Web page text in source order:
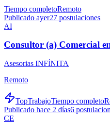
Tiempo completoRemoto
Publicado ayer27 postulaciones
AI
Consultor (a) Comercial
Asesorias INFÍNITA
Remoto
TopTrabajoTiempo completo
Publicado hace 2 días6
CE